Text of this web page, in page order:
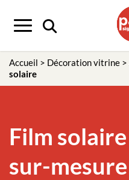
Menu
Accueil > Décoration vitrine >
solaire
Film
sur-mesure
Panneau de gestion des